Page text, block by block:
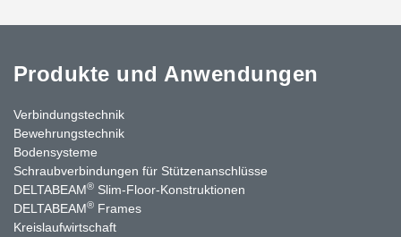
Produkte und Anwendungen
Verbindungstechnik
Bewehrungstechnik
Bodensysteme
Schraubverbindungen für Stützenanschlüsse
DELTABEAM® Slim-Floor-Konstruktionen
DELTABEAM® Frames
Kreislaufwirtschaft